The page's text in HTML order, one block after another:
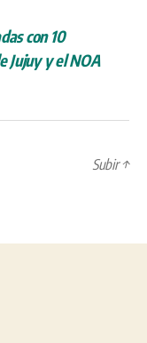
con 10
Jujuy y el NOA
Subir↑